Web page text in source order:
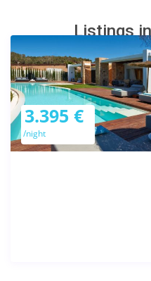
Listings
3.395 €
/night